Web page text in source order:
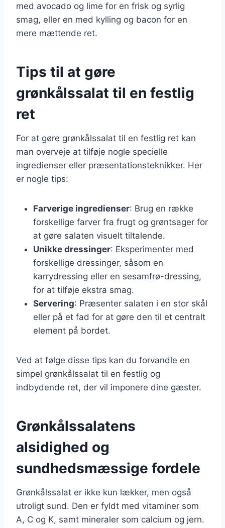
med avocado og lime for en frisk og syrlig
smag, eller en med kylling og bacon for en
mere mættende ret.
Tips til at gøre
grønkålssalat til en festlig
ret
For at gøre grønkålssalat til en festlig ret kan
man overveje at tilføje nogle specielle
ingredienser eller præsentationsteknikker. Her
er nogle tips:
Farverige ingredienser: Brug en række
forskellige farver fra frugt og grøntsager for
at gøre salaten visuelt tiltalende.
Unikke dressinger: Eksperimenter med
forskellige dressinger, såsom en
karrydressing eller en sesamfrø-dressing,
for at tilføje ekstra smag.
Servering: Præsenter salaten i en stor skål
eller på et fad for at gøre den til et centralt
element på bordet.
Ved at følge disse tips kan du forvandle en
simpel grønkålssalat til en festlig og
indbydende ret, der vil imponere dine gæster.
Grønkålssalatens
alsidighed og
sundhedsmæssige fordele
Grønkålssalat er ikke kun lækker, men også
utroligt sund. Den er fyldt med vitaminer som
A, C og K, samt mineraler som calcium og jern.